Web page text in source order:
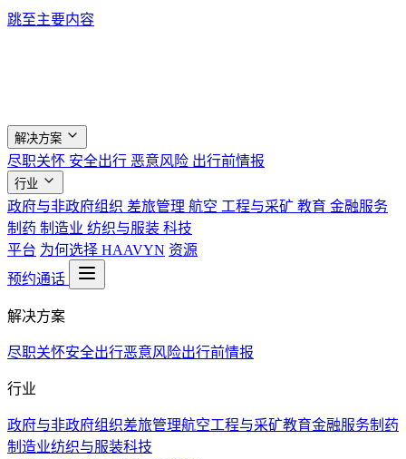
跳至主要内容
解决方案
尽职关怀 安全出行 恶意风险 出行前情报
行业
政府与非政府组织 差旅管理 航空 工程与采矿 教育 金融服务
制药 制造业 纺织与服装 科技
平台 为何选择 HAAVYN 资源
预约通话
解决方案
尽职关怀安全出行恶意风险出行前情报
行业
政府与非政府组织差旅管理航空工程与采矿教育金融服务制药
制造业纺织与服装科技